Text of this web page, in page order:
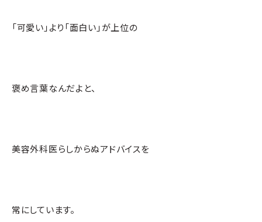
「可愛い」より「面白い」が上位の
褒め言葉なんだよと、
美容外科医らしからぬアドバイスを
常にしています。